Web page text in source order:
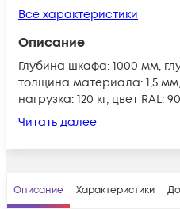
Все характеристики
Описание
Глубина шкафа: 1000 мм,
толщина материала: 1,5
нагрузка: 120 кг, цвет RAL:
Читать далее
Описание Характеристики